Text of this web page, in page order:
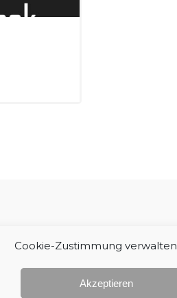
Cookie-Zustimmung verwalten
Akzeptieren